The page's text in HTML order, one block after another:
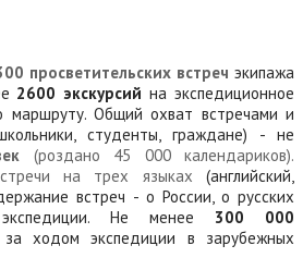
просветительских встреч экипажа
2600 экскурсий на экспедиционное
маршруту. Общий охват встречами и
студенты, граждане) - не
(роздано 45 000 календариков).
на трех языках (английский,
встреч - о России, о русских
экспедиции. Не менее 300 000
за ходом экспедиции в зарубежных